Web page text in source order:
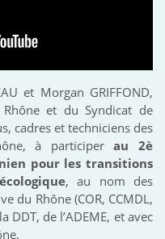
et Morgan GRIFFOND,
et du Syndicat de
cadres et techniciens des
à participerau 2è
pour les transitions
, au nom des
du Rhône (COR, CCMDL,
DDT, de l’ADEME, et avec